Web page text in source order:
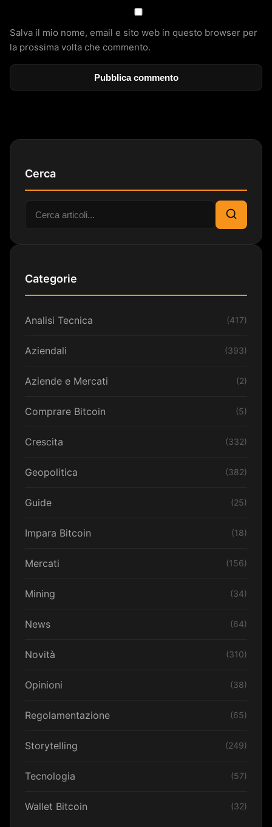
Salva il mio nome, email e sito web in questo browser per
la prossima volta che commento.
Cerca
Cerca:
Cerca
Categorie
Analisi Tecnica (417)
Aziendali (393)
Aziende e Mercati (2)
Comprare Bitcoin (5)
Crescita (332)
Geopolitica (382)
Guide (25)
Impara Bitcoin (18)
Mercati (156)
Mining (34)
News (64)
Novità (310)
Opinioni (38)
Regolamentazione (65)
Storytelling (249)
Tecnologia (57)
Wallet Bitcoin (32)